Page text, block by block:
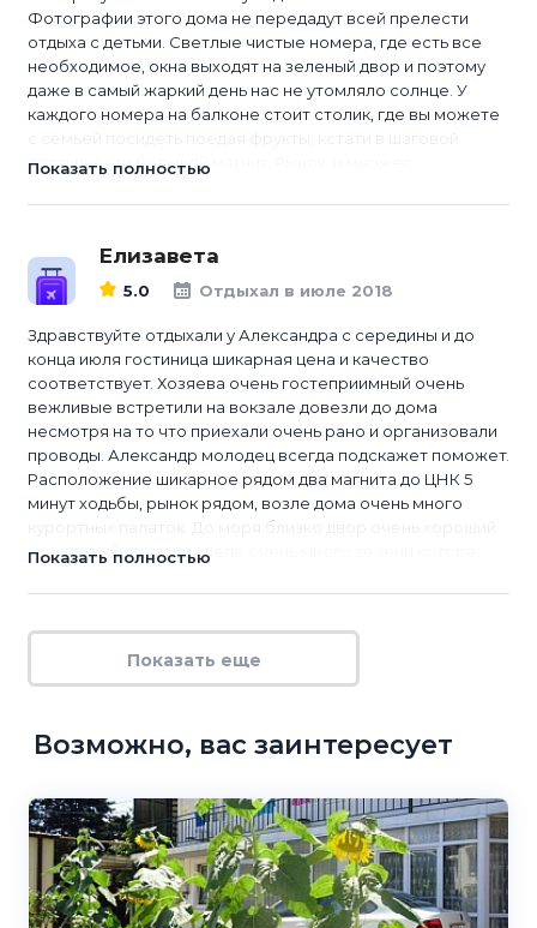
Фотографии этого дома не передадут всей прелести
отдыха с детьми. Светлые чистые номера, где есть все
необходимое, окна выходят на зеленый двор и поэтому
даже в самый жаркий день нас не утомляло солнце. У
каждого номера на балконе стоит столик, где вы можете
доступности большой магнит, Рынок, и множес...
Показать полностью
Елизавета
5.0 Отдыхал в июле 2018
Здравствуйте отдыхали у Александра с середины и до
конца июля гостиница шикарная цена и качество
соответствует. Хозяева очень гостеприимный очень
вежливые встретили на вокзале довезли до дома
несмотря на то что приехали очень рано и организовали
проводы. Александр молодец всегда подскажет поможет.
Расположение шикарное рядом два магнита до ЦНК 5
минут ходьбы, рынок рядом, возле дома очень много
курортных палаток. До моря близко двор очень хороший
ухоженный на самом деле очень много зелени котора...
Показать полностью
Показать еще
Возможно, вас заинтересует